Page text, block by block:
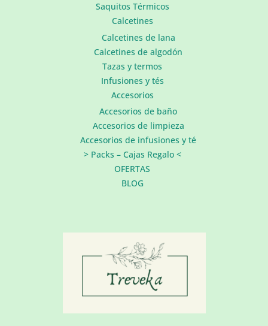
Saquitos Térmicos
Calcetines
Calcetines de lana
Calcetines de algodón
Tazas y termos
Infusiones y tés
Accesorios
Accesorios de baño
Accesorios de limpieza
Accesorios de infusiones y té
> Packs – Cajas Regalo <
OFERTAS
BLOG